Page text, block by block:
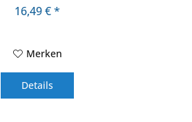
16,49 € *
Merken
Details